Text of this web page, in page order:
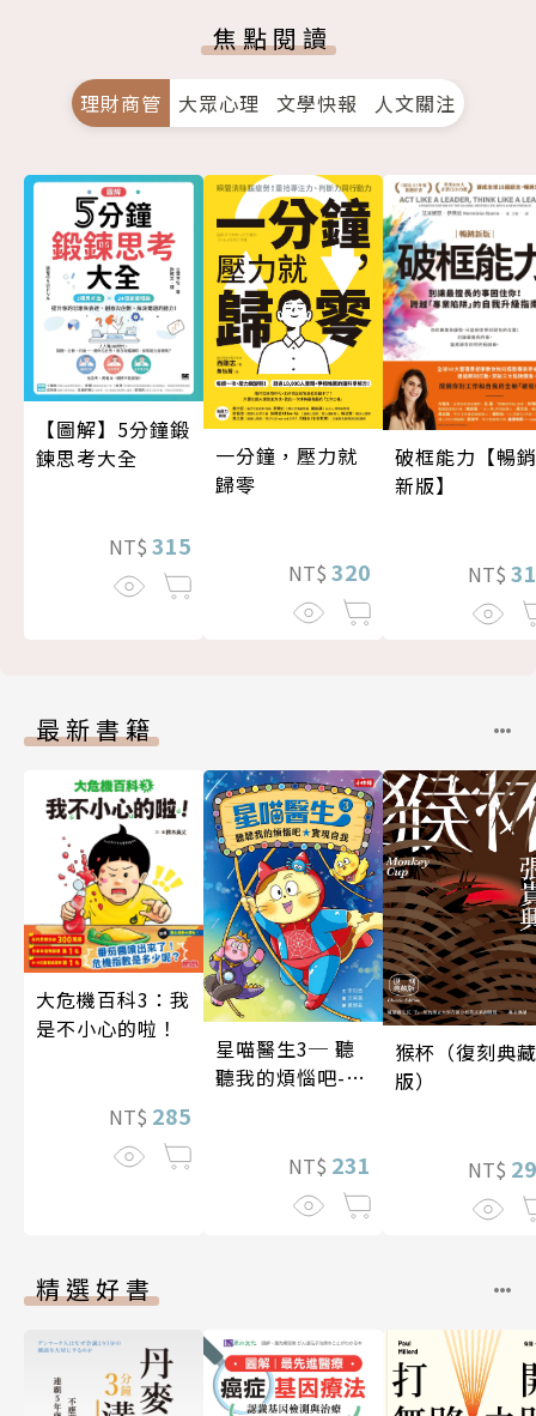
焦點閱讀
理財商管 大眾心理 文學快報 人文關注
【圖解】5分鐘鍛
鍊思考大全
NT$ 315
一分鐘，壓力就
歸零
NT$ 320
破框能力【暢銷
新版】
NT$
最新書籍
大危機百科3：我
是不小心的啦！
NT$ 285
星喵醫生3─ 聽
聽我的煩惱吧-實
NT$ 231
猴杯（復刻典藏
版）
NT$
精選好書